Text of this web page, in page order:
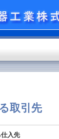
取引先
入先